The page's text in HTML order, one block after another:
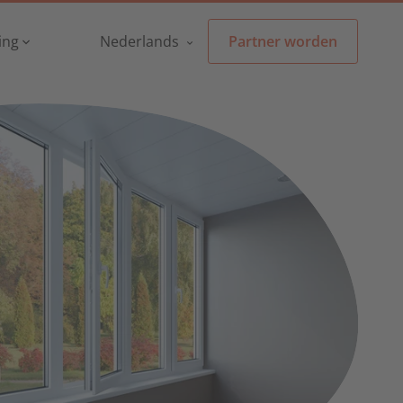
Nederlands Partner wordenMenu
Partner worden